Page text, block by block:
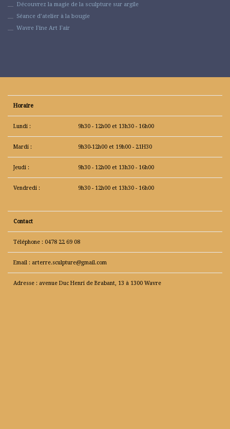
Découvrez la magie de la sculpture sur argile
Séance d’atelier à la bougie
Wavre Fine Art Fair
Horaire
Lundi : 9h30 - 12h00 et 13h30 - 16h00
Mardi : 9h30-12h00 et 19h00 - 21H30
Jeudi : 9h30 - 12h00 et 13h30 - 16h00
Vendredi : 9h30 - 12h00 et 13h30 - 16h00
Contact
Téléphone : 0478 22 69 08
Email : arterre.sculpture@gmail.com
Adresse : avenue Duc Henri de Brabant, 13 à 1300 Wavre